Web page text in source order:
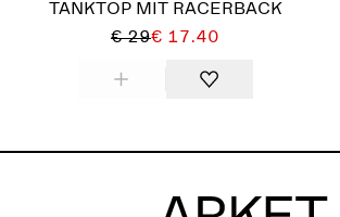
TANKTOP MIT RACERBACK
€ 29€ 17.40